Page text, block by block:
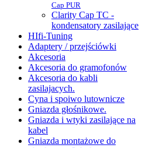
Cap PUR
Clarity Cap TC -
kondensatory zasilające
HIfi-Tuning
Adaptery / przejściówki
Akcesoria
Akcesoria do gramofonów
Akcesoria do kabli
zasilajacych.
Cyna i spoiwo lutownicze
Gniazda głośnikowe.
Gniazda i wtyki zasilające na
kabel
Gniazda montażowe do